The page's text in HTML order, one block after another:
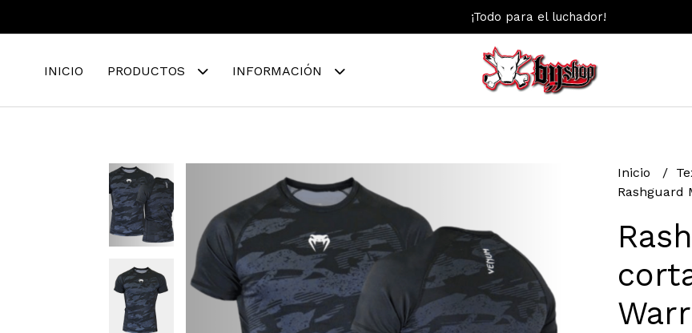
¡Todo para el luchador!
INICIO PRODUCTOS INFORMACIÓN
Inicio
Rashguard